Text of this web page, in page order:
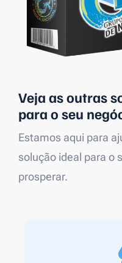
Veja as outras
para o seu
Estamos aqui para
solução ideal para o
prosperar.